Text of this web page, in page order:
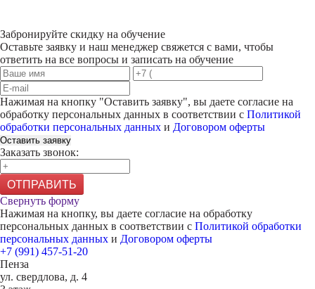
Забронируйте скидку на обучение
Оставьте заявку и наш менеджер свяжется с вами, чтобы
ответить на все вопросы и записать на обучение
Нажимая на кнопку "Оставить заявку", вы даете согласие на
обработку персональных данных в соответствии с Политикой
обработки персональных данных и Договором оферты
Оставить заявку
Заказать звонок:
ОТПРАВИТЬ
Свернуть форму
Нажимая на кнопку, вы даете согласие на обработку
персональных данных в соответствии с Политикой обработки
персональных данных и Договором оферты
+7 (991) 457-51-20
Пенза
ул. свердлова, д. 4